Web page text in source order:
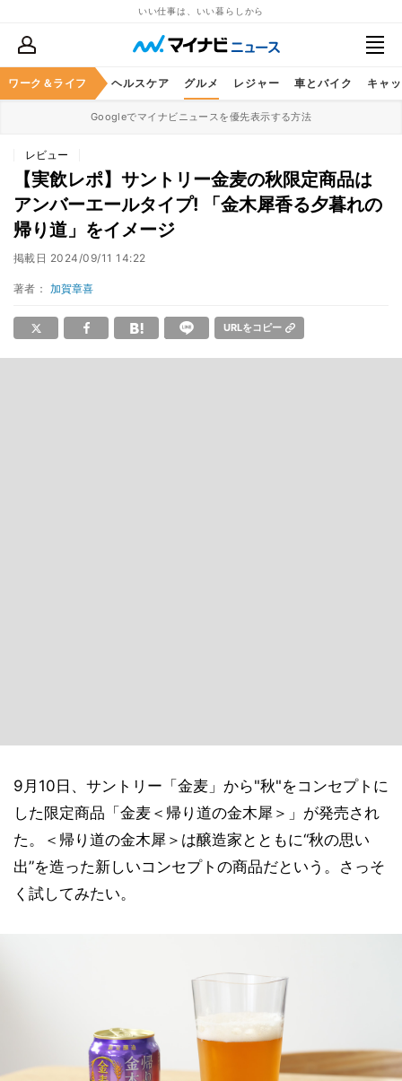
いい仕事は、いい暮らしから
ワーク＆ライフ
マネー 暮らし ヘルスケア グルメ レジャー 車とバイク キャ
Googleでマイナビニュースを優先表示する方法
レビュー
【実飲レポ】サントリー金麦の秋限定商品は
アンバーエールタイプ! 「金木犀香る夕暮れの
帰り道」をイメージ
掲載日 2024/09/11 14:22
著者： 加賀章喜
URLをコピー
9月10日、サントリー「金麦」から"秋"をコンセプトに
した限定商品「金麦＜帰り道の金木犀＞」が発売され
た。＜帰り道の金木犀＞は醸造家とともに“秋の思い
出”を造った新しいコンセプトの商品だという。さっそ
く試してみたい。